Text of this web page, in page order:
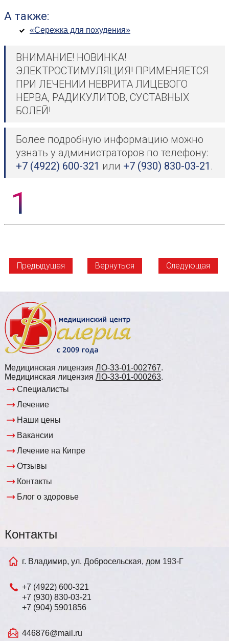
А также:
«Сережка для похудения»
ВНИМАНИЕ! НОВИНКА!
ЭЛЕКТРОСТИМУЛЯЦИЯ! ПРИМЕНЯЕТСЯ
ПРИ ЛЕЧЕНИИ НЕВРИТА ЛИЦЕВОГО
НЕРВА, РАДИКУЛИТОВ, СУСТАВНЫХ
БОЛЕЙ!
Более подробную информацию можно
узнать у администраторов по телефону:
+7 (4922) 600-321 или +7 (930) 830-03-21 .
Предыдущая Вернуться Следующая
Медицинская лицензия ЛО-33-01-002767.
Медицинская лицензия ЛО-33-01-000263.
Специалисты
Лечение
Наши цены
Вакансии
Лечение на Кипре
Отзывы
Контакты
Блог о здоровье
Контакты
г. Владимир, ул. Добросельская, дом 193-Г
+7 (4922) 600-321
+7 (930) 830-03-21
+7 (904) 5901856
446876@mail.ru